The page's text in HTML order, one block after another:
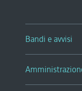
Bandi e avvisi